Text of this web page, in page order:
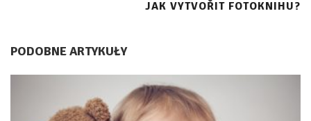
JAK VYTVOŘIT FOTOKNIHU?
PODOBNE ARTYKUŁY